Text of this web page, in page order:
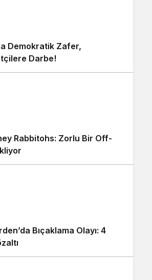
Demokratik Zafer,
Darbe!
Rabbitohs: Zorlu Bir Off-
Bıçaklama Olayı: 4